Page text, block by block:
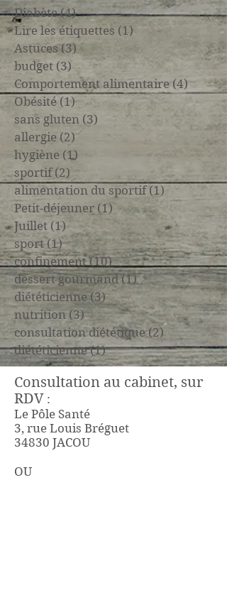
Diabète (4)4 posts
Lire les étiquettes (1) 1 post
Astuces (3) 3 posts
budget (3) 3 posts
Comportement alimentaire (4)4 posts
Obésité (1)1 post
sans gluten (3) 3 posts
allergie (2) 2 posts
hygiène (1)
sportif (2)
alimentation du sportif (1)
Petit-déjeuner (1) 1 post
Juillet (1)1 post
sport (1)1 post
confinement (10)10 posts
dessert gourmand (1)1 post
diététicienne (3)3 posts
nutrition (3)3 posts
consultation diététique (2) 2 posts
diététicienne (1)1 post
Consultation au cabinet, sur
RDV :
Le Pôle Santé
3, rue Louis Bréguet
34830 JACOU
OU